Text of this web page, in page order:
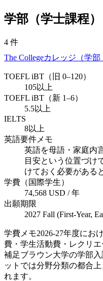
学部（学士課程）
4 件
The Collegeカレッジ（学部
TOEFL iBT（旧 0–120）
105以上
TOEFL iBT（新 1–6）
5.5以上
IELTS
8以上
英語要件メモ
英語を母語・家庭内
目安という位置づけ
けておく必要がある
学費（国際学生）
74,568 USD / 年
出願期限
2027 Fall (First-Year,
学費メモ2026-27年度にお
費・学生活動費・レクリ
補足ブラウン大学の学部
ットでは分野分類の都合
れます。